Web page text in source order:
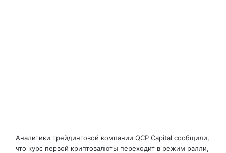
Аналитики трейдинговой компании QCP Capital сообщили,
что курс первой криптовалюты переходит в режим ралли,